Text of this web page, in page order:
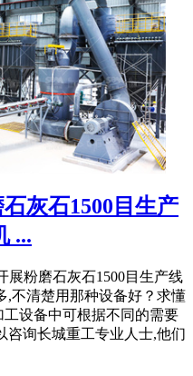
灰石1500目生产
...
展粉磨石灰石1500目生产线
,不清楚用那种设备好？求懂
设备中可根据不同的需要
咨询长城重工专业人士,他们